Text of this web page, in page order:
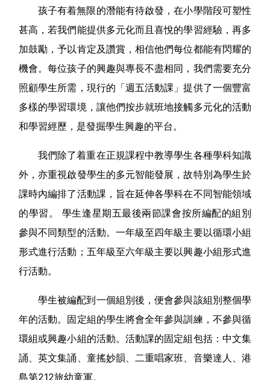
孩子有着無限的潛能有待啟發，在小學階段可塑性
甚高，若我們能提供多元化而且喜悅的學習經驗，再多
加鼓勵，予以肯定及讚賞，相信他們每位都能有閃耀的
機會。每位孩子的興趣與專長不盡相同，我們需要充分
照顧學生所需，現行的「週五活動課」提供了一個豐富
多樣的學習環境，讓他們按步就班地接觸多元化的活動
和學習經歷，是發掘學生興趣的平台。
我們除了着重在正規課程中教導學生各種學科知識
外，亦重視啟發學生的多元智能發展，故特別為學生於
課時內編排了活動課，旨在延伸各學科在不同智能領域
的學習。 學生逢星期五最後兩節課會按所編配的組別
參與不同類型的活動。一年級至四年級主要以循環小組
形式進行活動；五年級至六年級主要以興趣小組形式進
行活動。
學生被編配到一個組別後，便會參與該組別整個學
年的活動。固定組的學生將會全年參與訓練，不參與循
環組或興趣小組的活動。活動課的固定組包括：中文集
誦、英文集誦、童搖妙韻、二重唱家班、音樂達人、港
島第212旅幼童軍。